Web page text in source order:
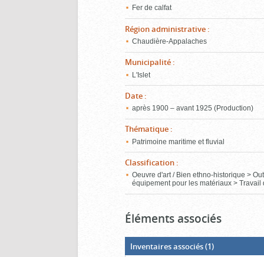
Fer de calfat
Région administrative :
Chaudière-Appalaches
Municipalité :
L'Islet
Date :
après 1900 – avant 1925 (Production)
Thématique :
Patrimoine maritime et fluvial
Classification :
Oeuvre d'art / Bien ethno-historique >
équipement pour les matériaux > Travail
Éléments associés
Inventaires associés(1)